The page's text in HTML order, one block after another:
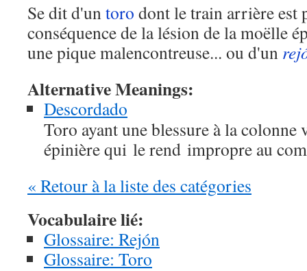
Se dit d'untoro dont le train arrière est
conséquence de la lésion de la moëlle
une pique malencontreuse... ou d'un
Alternative Meanings:
Descordado
Toro ayant une blessure à la colonne
épinière qui le rend impropre au
« Retour à la liste des catégories
Vocabulaire lié:
Glossaire: Rejón
Glossaire: Toro